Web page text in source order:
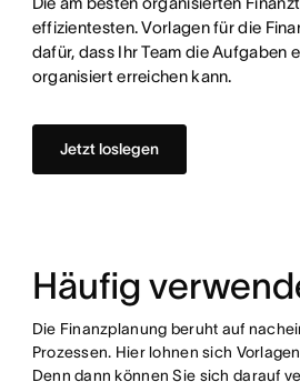
effizientesten. Vorlagen für die
dafür, dass Ihr Team die Aufgaben
organisiert erreichen kann.
Jetzt loslegen
Häufig
Die Finanzplanung beruht auf
Prozessen. Hier lohnen sich
Denn dann können Sie sich darauf